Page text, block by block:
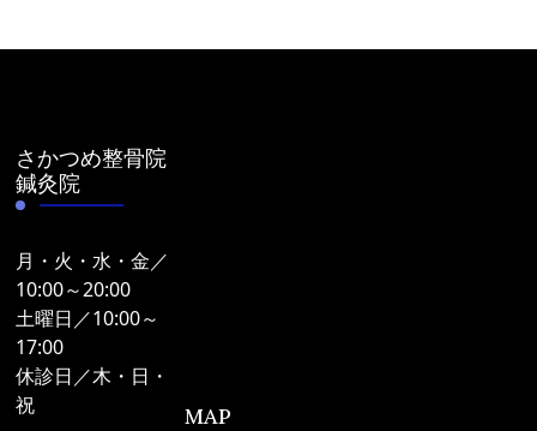
さかつめ整骨院
鍼灸院
月・火・水・金／
10:00～20:00
土曜日／10:00～
17:00
休診日／木・日・
祝
MAP